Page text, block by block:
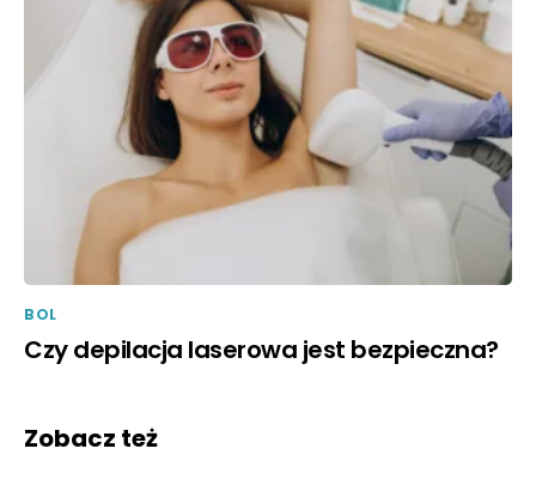
BOL
Czy depilacja laserowa jest bezpieczna?
Zobacz też